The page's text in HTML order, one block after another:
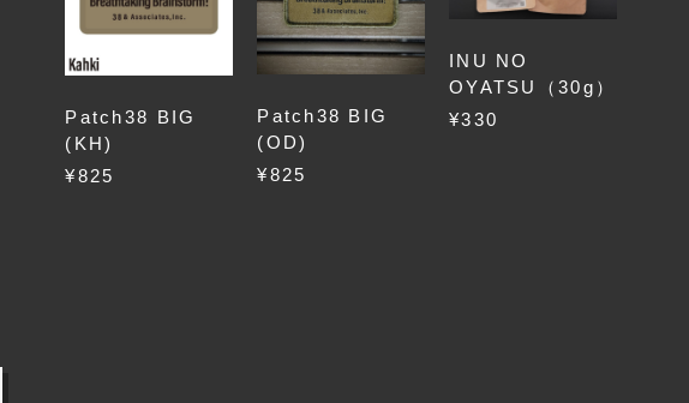
Patch38 BIG
(KH)
¥825
Patch38 BIG
(OD)
¥825
INU NO
OYATSU（30g）
¥330